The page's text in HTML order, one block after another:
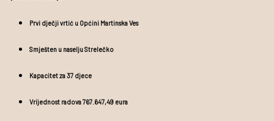
Prvi dječji vrtić u Općini Martinska Ves
Smješten u naselju Strelečko
Kapacitet za 37 djece
Vrijednost radova 767.647,49 eura